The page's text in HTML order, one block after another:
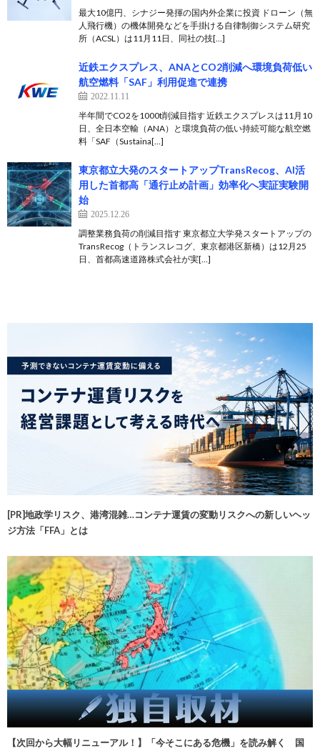
最大10億円、シナジー発揮の国内外企業に投資 ドローン（無
人飛行機）の機体開発などを手掛ける自律制御システム研究
所（ACSL）は11月11日、同社の技[…]
近鉄エクスプレス、ANAとCO2削減へ環境負荷低い
航空燃料「SAF」利用促進で連携
2022.11.11
半年間でCO2を1000t削減目指す 近鉄エクスプレスは11月10
日、全日本空輸（ANA）と環境負荷の低い持続可能な航空燃
料「SAF（Sustaina[…]
東京都立大発のスタートアップTransRecog、AI活
用した首都高「通行止め計画」効率化へ実証実験開
始
2025.12.26
調整業務負荷の削減目指す 東京都立大学発スタートアップの
TransRecog（トランスレコグ、東京都港区新橋）は12月25
日、首都高速道路株式会社が実[…]
[PR]地政学リスク、港湾混雑…コンテナ運賃の変動リスクへの新しいヘッ
ジ方法「FFA」とは
【次回から大幅リニューアル！】「今そこにある危機」を読み解く 国